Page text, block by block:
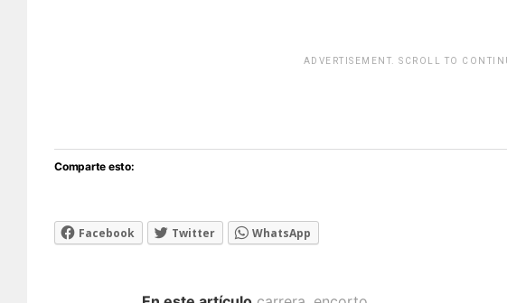
ADVERTISEMENT. SCROLL TO
Comparte esto:
Facebook Twitter WhatsApp